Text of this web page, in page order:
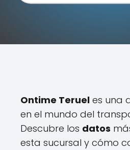
Ontime Teruel es una
en el mundo del
Descubre los datos
esta sucursal y cómo